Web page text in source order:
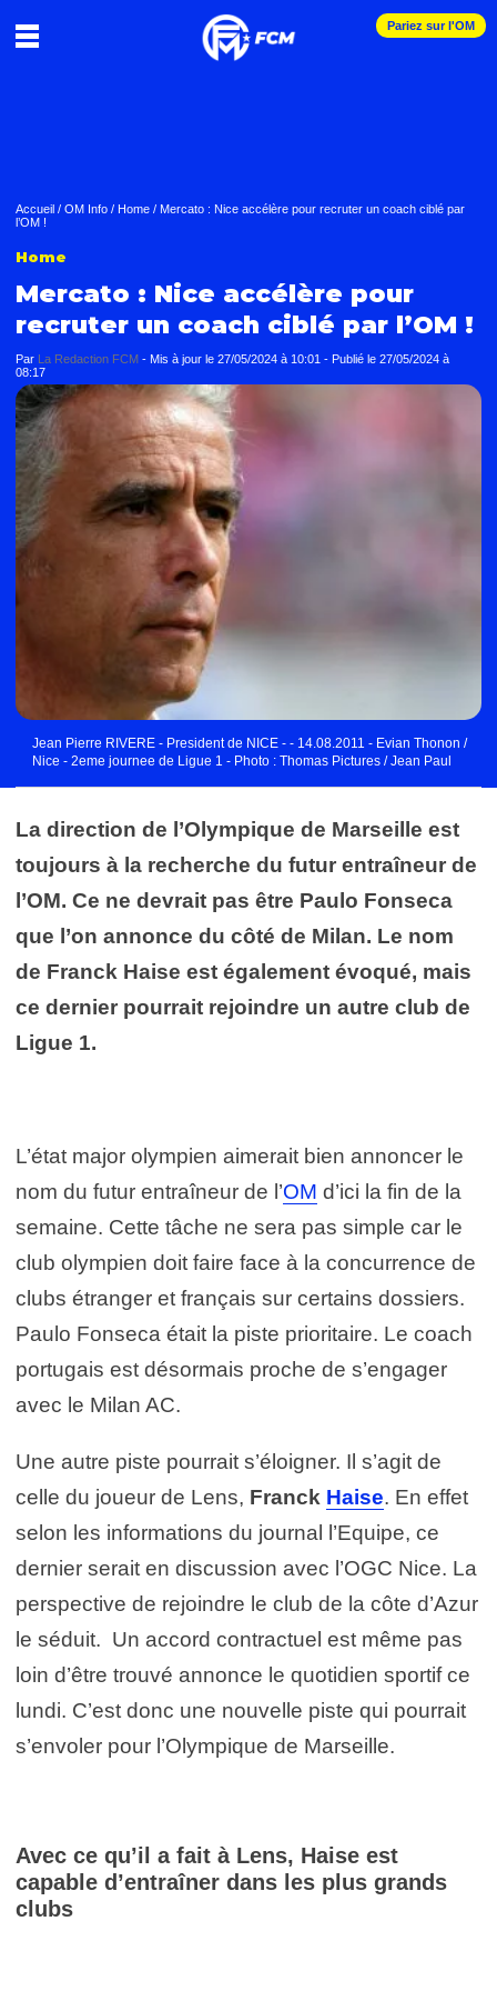
Pariez sur l'OM
Accueil / OM Info / Home / Mercato : Nice accélère pour recruter un coach ciblé par
l’OM !
Home
Mercato : Nice accélère pour
recruter un coach ciblé par l’OM !
Par La Redaction FCM - Mis à jour le 27/05/2024 à 10:01 - Publié le 27/05/2024 à
08:17
Jean Pierre RIVERE - President de NICE - - 14.08.2011 - Evian Thonon /
Nice - 2eme journee de Ligue 1 - Photo : Thomas Pictures / Jean Paul
La direction de l’Olympique de Marseille est
toujours à la recherche du futur entraîneur de
l’OM. Ce ne devrait pas être Paulo Fonseca
que l’on annonce du côté de Milan. Le nom
de Franck Haise est également évoqué, mais
ce dernier pourrait rejoindre un autre club de
Ligue 1.
L’état major olympien aimerait bien annoncer le
nom du futur entraîneur de l’OM d’ici la fin de la
semaine. Cette tâche ne sera pas simple car le
club olympien doit faire face à la concurrence de
clubs étranger et français sur certains dossiers.
Paulo Fonseca était la piste prioritaire. Le coach
portugais est désormais proche de s’engager
avec le Milan AC.
Une autre piste pourrait s’éloigner. Il s’agit de
celle du joueur de Lens, Franck Haise. En effet
selon les informations du journal l’Equipe, ce
dernier serait en discussion avec l’OGC Nice. La
perspective de rejoindre le club de la côte d’Azur
le séduit. Un accord contractuel est même pas
loin d’être trouvé annonce le quotidien sportif ce
lundi. C’est donc une nouvelle piste qui pourrait
s’envoler pour l’Olympique de Marseille.
Avec ce qu’il a fait à Lens, Haise est
capable d’entraîner dans les plus grands
clubs